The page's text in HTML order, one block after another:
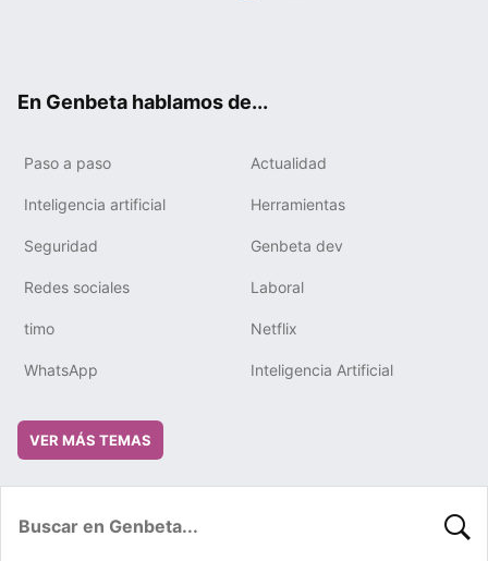
En Genbeta hablamos de...
Paso a paso Actualidad
Inteligencia artificial Herramientas
Seguridad Genbeta dev
Redes sociales Laboral
timo Netflix
WhatsApp Inteligencia Artificial
VER MÁS TEMAS